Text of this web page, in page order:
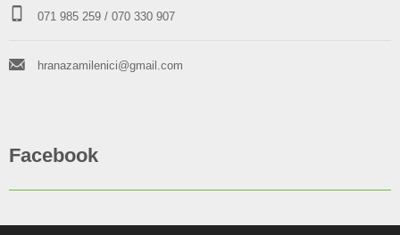
071 985 259 / 070 330 907
hranazamilenici@gmail.com
Facebook